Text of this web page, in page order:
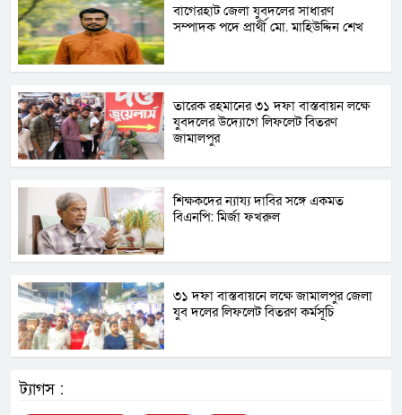
বাগেরহাট জেলা যুবদলের সাধারণ
সম্পাদক পদে প্রার্থী মো. মাহিউদ্দিন শেখ
তারেক রহমানের ৩১ দফা বাস্তবায়ন লক্ষে
যুবদলের উদ্যোগে লিফলেট বিতরণ
জামালপুর
‎শিক্ষকদের ন্যায্য দাবির সঙ্গে একমত
বিএনপি: মির্জা ফখরুল
৩১ দফা বাস্তবায়নে লক্ষে জামালপুর জেলা
যুব দলের লিফলেট বিতরণ কর্মসূচি
ট্যাগস :